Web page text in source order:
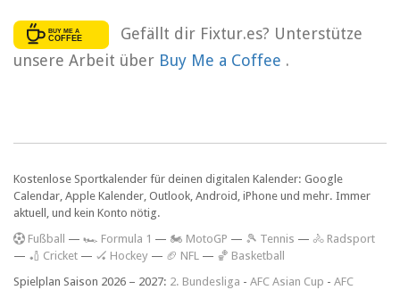
Gefällt dir Fixtur.es? Unterstütze
unsere Arbeit über Buy Me a Coffee .
Kostenlose Sportkalender für deinen digitalen Kalender: Google
Calendar, Apple Kalender, Outlook, Android, iPhone und mehr. Immer
aktuell, und kein Konto nötig.
Fußball — 🏎️ Formula 1 — 🏍 MotoGP — 🎾 Tennis — 🚴 Radsport
— 🏏 Cricket — 🏑 Hockey — 🏈 NFL — 🏀 Basketball
Spielplan Saison 2026 – 2027: 2. Bundesliga - AFC Asian Cup - AFC